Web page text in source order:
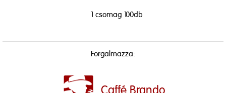
1 csomag 100db
Forgalmazza:
Caffé Brando